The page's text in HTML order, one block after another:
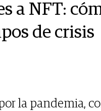
a NFT:
de crisis
la pandemia,